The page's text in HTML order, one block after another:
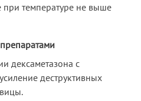
при температуре не выше
дексаметазона с
деструктивных